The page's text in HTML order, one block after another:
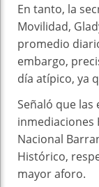
En tanto, la
Movilidad,
promedio
embargo,
día atípico, ya
Señaló que las
inmediaciones
Nacional
Histórico,
mayor aforo.